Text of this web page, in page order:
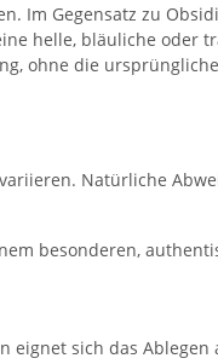
Im Gegensatz zu
helle, bläuliche oder
ohne die
Natürliche
besonderen,
sich das